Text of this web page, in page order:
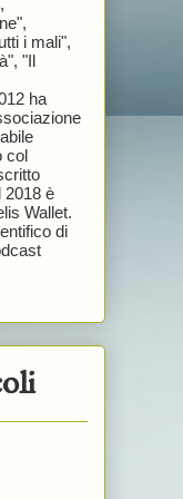
i mali",
"Il
ha
col
2018 è
Wallet.
di